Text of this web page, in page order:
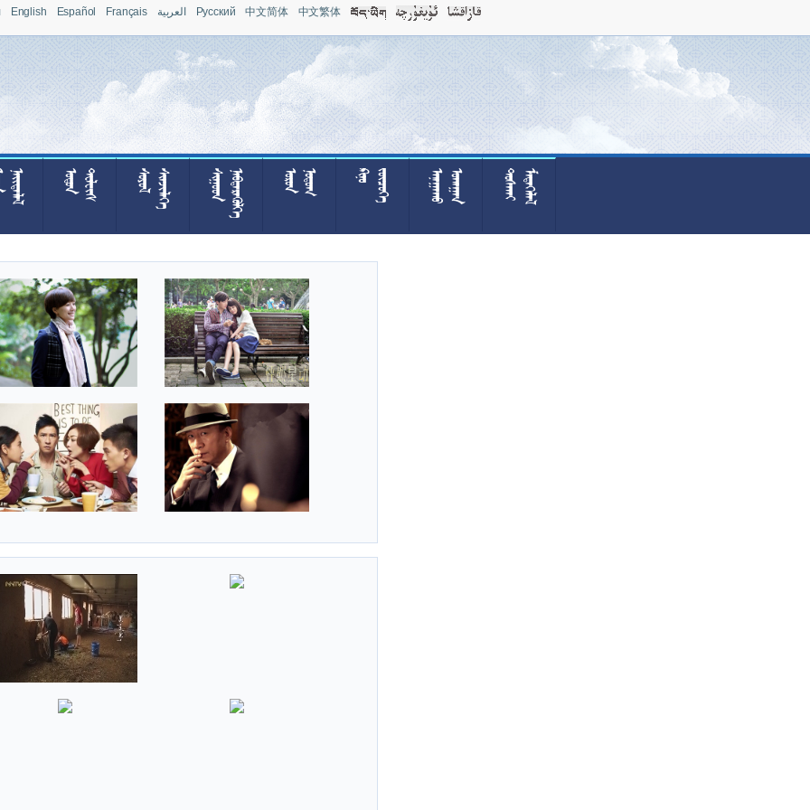
English Español Français العربية Pусский 中文简体 中文繁体
 







  











  














  






  







  










 












 